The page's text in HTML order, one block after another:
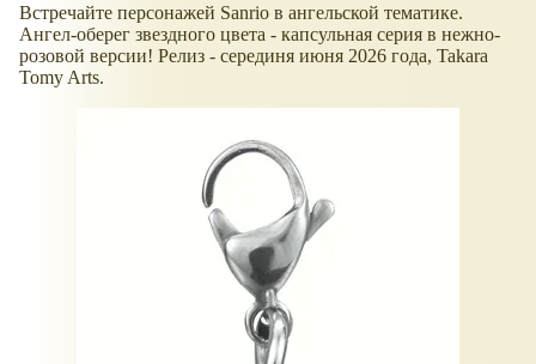
Встречайте персонажей Sanrio в ангельской тематике.
Ангел-оберег звездного цвета - капсульная серия в нежно-
розовой версии! Релиз - серединя июня 2026 года, Takara
Tomy Arts.